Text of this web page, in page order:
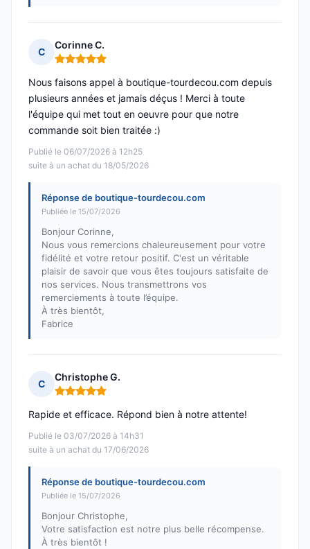
C
Corinne C.
Note : 5 sur 5
Publié le 06/07/2026 à 12h25
suite à un achat du 18/05/2026
Nous faisons appel à boutique-tourdecou.com depuis
plusieurs années et jamais déçus ! Merci à toute
l'équipe qui met tout en oeuvre pour que notre
commande soit bien traitée :)
Réponse de boutique-tourdecou.com
Publiée le 15/07/2026
Bonjour Corinne,
Nous vous remercions chaleureusement pour votre
fidélité et votre retour positif. C'est un véritable
plaisir de savoir que vous êtes toujours satisfaite de
nos services. Nous transmettrons vos
remerciements à toute l’équipe.
À très bientôt,
Fabrice
C
Christophe G.
Note : 5 sur 5
Publié le 03/07/2026 à 14h31
suite à un achat du 17/06/2026
Rapide et efficace. Répond bien à notre attente!
Réponse de boutique-tourdecou.com
Publiée le 15/07/2026
Bonjour Christophe,
Votre satisfaction est notre plus belle récompense.
À très bientôt !